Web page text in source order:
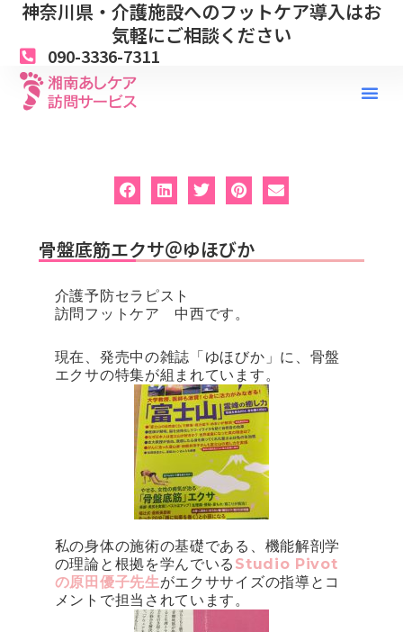
神奈川県・介護施設へのフットケア導入はお
気軽にご相談ください
090-3336-7311
骨盤底筋エクサ＠ゆほびか
介護予防セラピスト
訪問フットケア 中西です。
現在、発売中の雑誌「ゆほびか」に、骨盤
エクサの特集が組まれています。
私の身体の施術の基礎である、機能解剖学
の理論と根拠を学んでいる Studio Pivot
の原田優子先生がエクササイズの指導とコ
メントで担当されています。